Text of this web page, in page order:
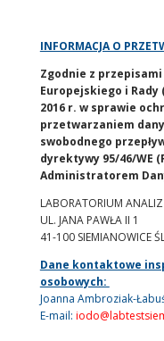
INFORMACJA O
Zgodnie z
Europejskiego i Rady
2016 r. w sprawie
przetwarzaniem
swobodnego
dyrektywy 95/46/WE
Administratorem
LABORATORIUM
UL. JANA PAWŁA II 1
41-100 SIEMIANOWICE
Dane kontaktowe
osobowych:
Joanna Ambroziak-
E-mail: